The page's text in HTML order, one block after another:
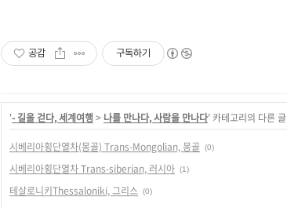
공감 구독하기
'- 길을 걷다, 세계여행> 나를 만나다, 사람을 만나다' 카테고리의 다른 글
시베리아횡단열차(몽골) Trans-Mongolian, 몽골 (0)
시베리아횡단열차 Trans-siberian, 러시아 (1)
테살로니키Thessaloniki, 그리스 (0)